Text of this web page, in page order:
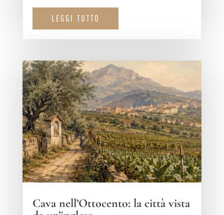
LEGGI TUTTO
Cava nell’Ottocento: la città vista